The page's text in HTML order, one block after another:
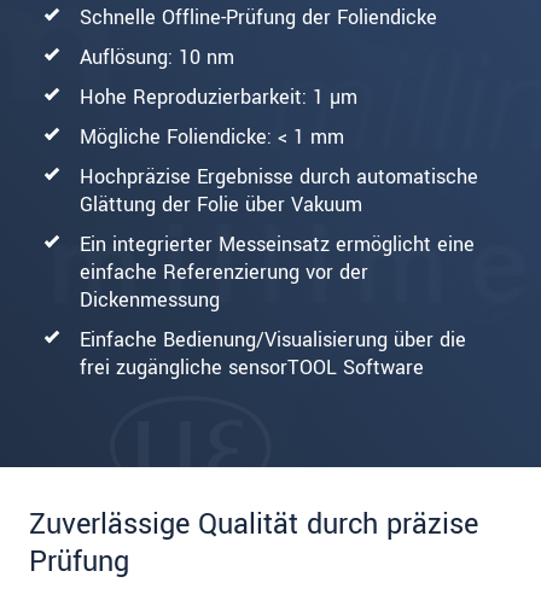
Schnelle Offline-Prüfung der Foliendicke
Auflösung: 10 nm
Hohe Reproduzierbarkeit: 1 µm
Mögliche Foliendicke: < 1 mm
Hochpräzise Ergebnisse durch automatische
Glättung der Folie über Vakuum
Ein integrierter Messeinsatz ermöglicht eine
einfache Referenzierung vor der
Dickenmessung
Einfache Bedienung/Visualisierung über die
frei zugängliche sensorTOOL Software
Zuverlässige Qualität durch präzise
Prüfung